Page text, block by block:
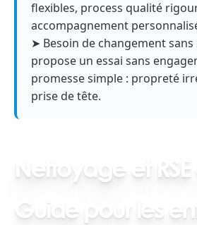
flexibles, process qualité
accompagnement
➤ Besoin de changement sans
propose un essai sans
promesse simple : propreté
prise de tête.
Nettoyage et RSE
Guide pour les